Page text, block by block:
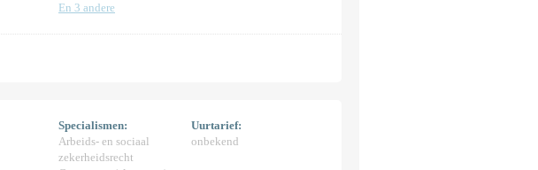
En 3 andere
Specialismen:
Arbeids- en sociaal
zekerheidsrecht
Uurtarief:
onbekend